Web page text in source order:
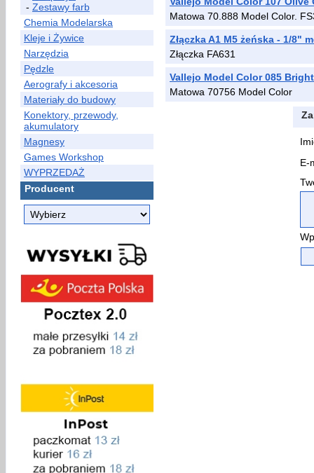
- Zestawy farb
Chemia Modelarska
Kleje i Żywice
Narzędzia
Pędzle
Aerografy i akcesoria
Materiały do budowy
Konektory, przewody,
akumulatory
Magnesy
Games Workshop
WYPRZEDAŻ
Producent
Matowa 70.888 Model Color.
Złączka A1 M5 żeńska - 1/8"
Złączka FA631
Vallejo Model Color 085
Matowa 70756 Model Color
E-